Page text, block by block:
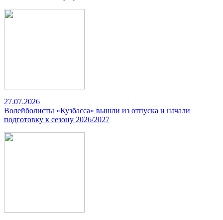
27.07.2026
Волейболисты «Кузбасса» вышли из отпуска и начали
подготовку к сезону 2026/2027